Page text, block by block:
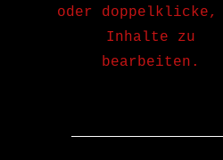
oder doppelklicke,
Inhalte zu
bearbeiten.